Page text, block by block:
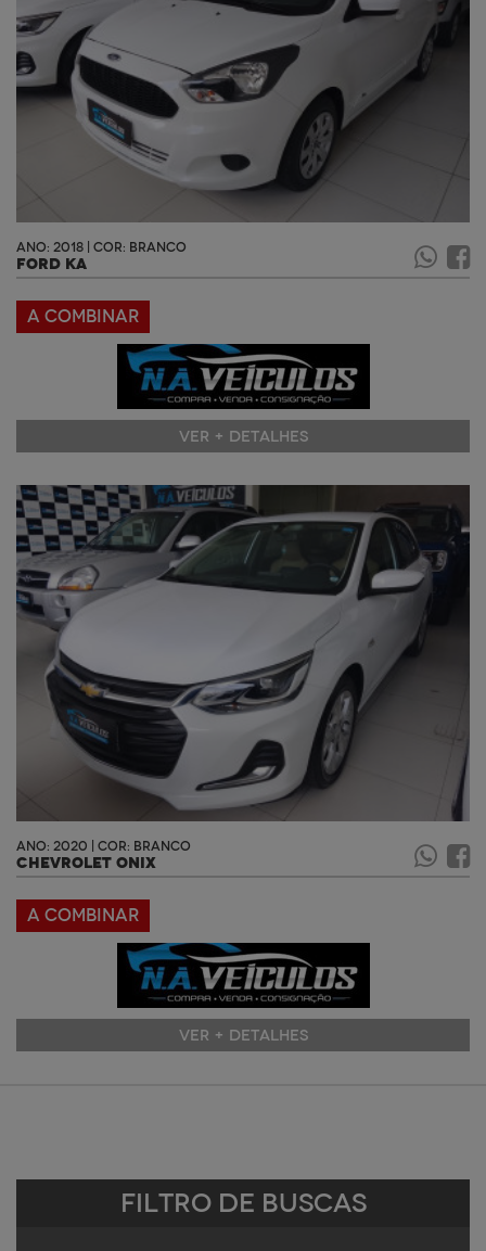
ANO: 2018 | COR: BRANCO
FORD KA
A COMBINAR
VER + DETALHES
ANO: 2020 | COR: BRANCO
CHEVROLET ONIX
A COMBINAR
VER + DETALHES
Filtro de Buscas